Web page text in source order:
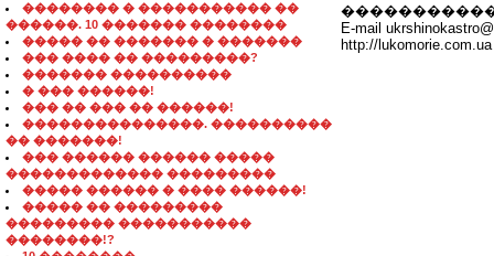
�������� � ����������� ��
������. 10 ������� ��������
����� �� ������� � �������
��� ���� �� ���������?
������� ����������
� ��� ������!
��� �� ��� �� ������!
���������������. ����������
�� �������!
��� ������ ������ �����
������������� ���������
����� ������ � ���� ������!
����� �� ���������
��������� �����������
��������!?
E-mail
http://lukomorie.com.ua